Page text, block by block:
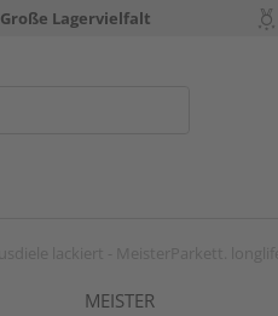
Große Lagervielfalt
MEISTER